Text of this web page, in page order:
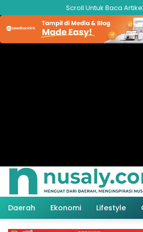
ke
konten
Scroll Untuk Baca Artikel
Daerah Ekonomi Lifestyle